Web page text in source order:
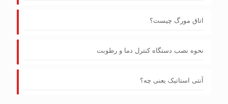
اتاق مورگ چیست؟
نحوه نصب دستگاه کنترل دما و رطوبت
آنتی استاتیک یعنی چه؟